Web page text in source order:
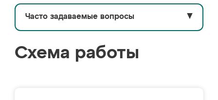
Часто задаваемые вопросы ▼
Схема работы